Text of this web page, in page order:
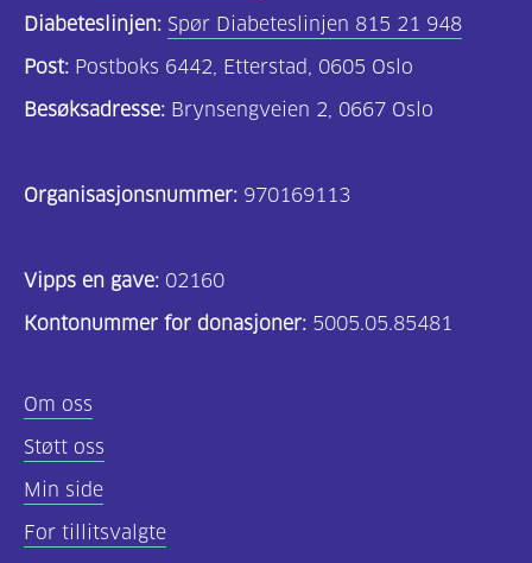
Diabeteslinjen: Spør Diabeteslinjen 815 21 948
Post: Postboks 6442, Etterstad, 0605 Oslo
Besøksadresse: Brynsengveien 2, 0667 Oslo
Organisasjonsnummer: 970169113
Vipps en gave: 02160
Kontonummer for donasjoner: 5005.05.85481
Om oss
Støtt oss
Min side
For tillitsvalgte